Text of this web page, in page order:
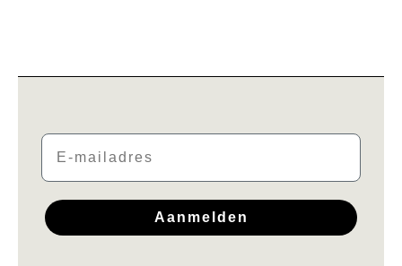
Email
Aanmelden